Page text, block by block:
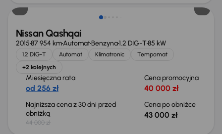
Nissan Qashqai
201587 954 kmAutomatBenzyna1.2 DIG-T85 kW
1.2 DIG-T Automat Klimatronic
Tempomat
+2 kolejnych
Miesięczna rata
od 256 zł
Cena promocyjna
40 000 zł
Najniższa cena z 30 dni przed
obniżką
44 000 zł
Cena po obniżce
43 000 zł
Taniej o 1 000 zł